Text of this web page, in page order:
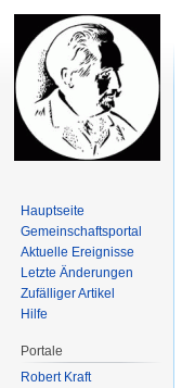
Hauptseite
Gemeinschafts­portal
Aktuelle Ereignisse
Letzte Änderungen
Zufälliger Artikel
Hilfe
Portale
Robert Kraft